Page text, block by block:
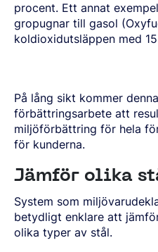
procent. Ett annat
gropugnar till gasol
koldioxidutsläppen med
På lång sikt kommer
förbättringsarbete att
miljöförbättring för hela
för kunderna.
Jämför olika
System som
betydligt enklare att
olika typer av stål.